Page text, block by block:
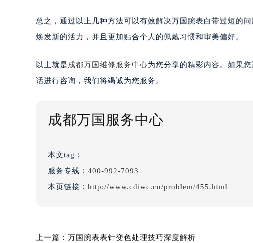
总之，通过以上几种方法可以有效解决万国腕表白带过短的
焕发新的活力，并且更加贴合个人的佩戴习惯和审美偏好。
以上就是 成都万国维修服务中心为您分享的精彩内容。如果
话进行咨询，我们将竭诚为您服务。
成都万国服务中心
本文tag：
服务专线： 400-992-7093
本页链接： http://www.cdiwc.cn/problem/455.html
上一篇： 万国腕表表针变色处理技巧深度解析